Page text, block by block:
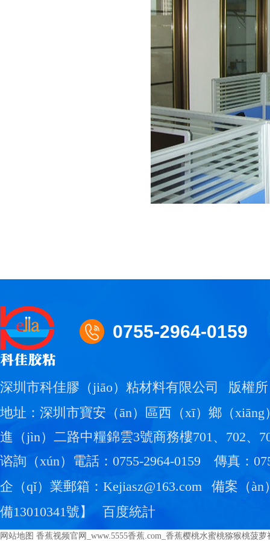
0755-2964-0159
深圳市科佳膠（jiāo）粘材料有限公司
版權
地址：深圳市寶安（ān）區西（xī）鄉（xiāng
進（jìn）二路中糧錦雲3號商務樓701、702、
谘詢（xún）電話：0755-2964-0159
傳真：
企（qǐ）業郵箱：Kejiasz@163.com
備案（àn
備13010341號 】 百度統計
网站地图 香蕉视频官网_www.5555香蕉.com_香蕉樱桃水蜜桃猕猴桃菠